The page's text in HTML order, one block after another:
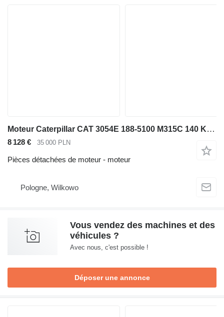
Moteur Caterpillar CAT 3054E 188-5100 M315C 140 KM pour chargeuse articulée télescopique
8 128 € 35 000 PLN
Pièces détachées de moteur - moteur
Pologne, Wilkowo
Vous vendez des machines et des
véhicules ?
Avec nous, c'est possible !
Déposer une annonce